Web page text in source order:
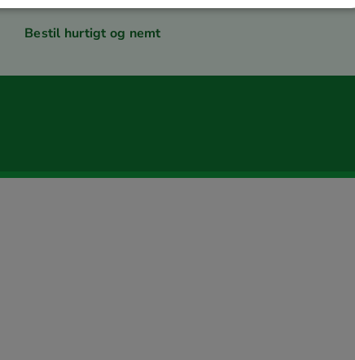
Bestil hurtigt og nemt